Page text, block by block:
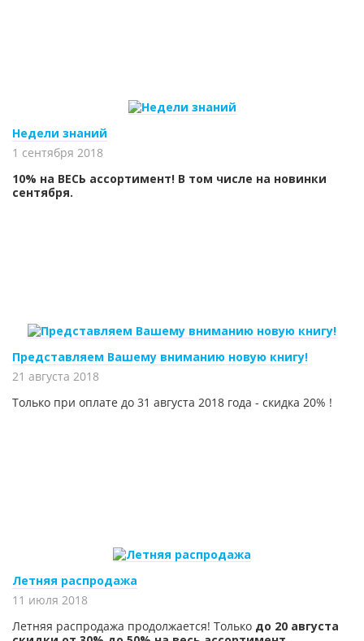
Недели знаний
1 сентября 2018
10% на ВЕСЬ ассортимент! В том числе на новинки
сентября.
Представляем Вашему вниманию новую книгу!
21 августа 2018
Только при оплате до 31 августа 2018 года - скидка 20% !
Летняя распродажа
11 июля 2018
Летняя распродажа продолжается! Только до 20 августа